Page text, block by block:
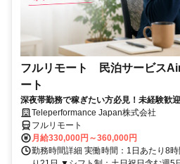
フルリモート 民泊サービス
ート
深夜帯勤務で稼ぎたい方必見！未経験歓
Teleperformance Japan株式会社
フルリモート
月給330,000円～360,000円
勤務時間詳細 実働時間：1日あたり8